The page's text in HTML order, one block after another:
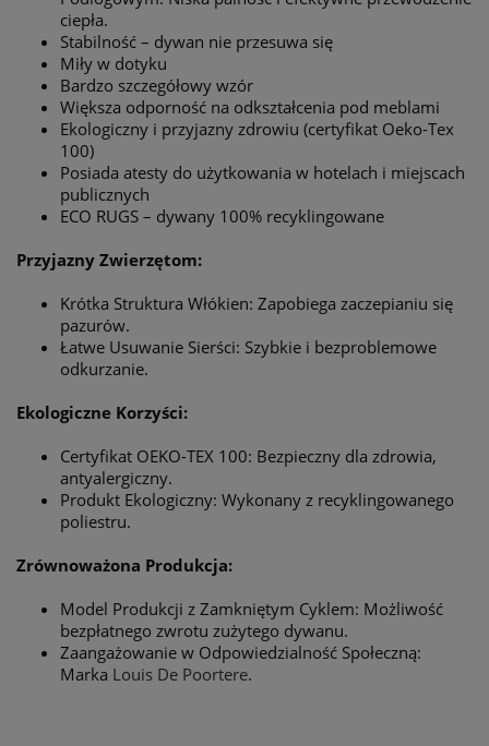
ciepła.
Stabilność – dywan nie przesuwa się
Miły w dotyku
Bardzo szczegółowy wzór
Większa odporność na odkształcenia pod meblami
Ekologiczny i przyjazny zdrowiu (certyfikat Oeko-Tex
100)
Posiada atesty do użytkowania w hotelach i miejscach
publicznych
ECO RUGS – dywany 100% recyklingowane
Przyjazny Zwierzętom:
Krótka Struktura Włókien: Zapobiega zaczepianiu się
pazurów.
Łatwe Usuwanie Sierści: Szybkie i bezproblemowe
odkurzanie.
Ekologiczne Korzyści:
Certyfikat OEKO-TEX 100: Bezpieczny dla zdrowia,
antyalergiczny.
Produkt Ekologiczny: Wykonany z recyklingowanego
poliestru.
Zrównoważona Produkcja:
Model Produkcji z Zamkniętym Cyklem: Możliwość
bezpłatnego zwrotu zużytego dywanu.
Zaangażowanie w Odpowiedzialność Społeczną:
Marka Louis De Poortere.